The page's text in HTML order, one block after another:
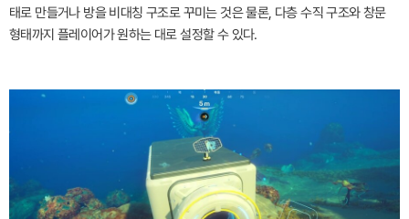
태로 만들거나 방을 비대칭 구조로 꾸미는 것은 물론, 다층 수직 구조와 창문
형태까지 플레이어가 원하는 대로 설정할 수 있다.